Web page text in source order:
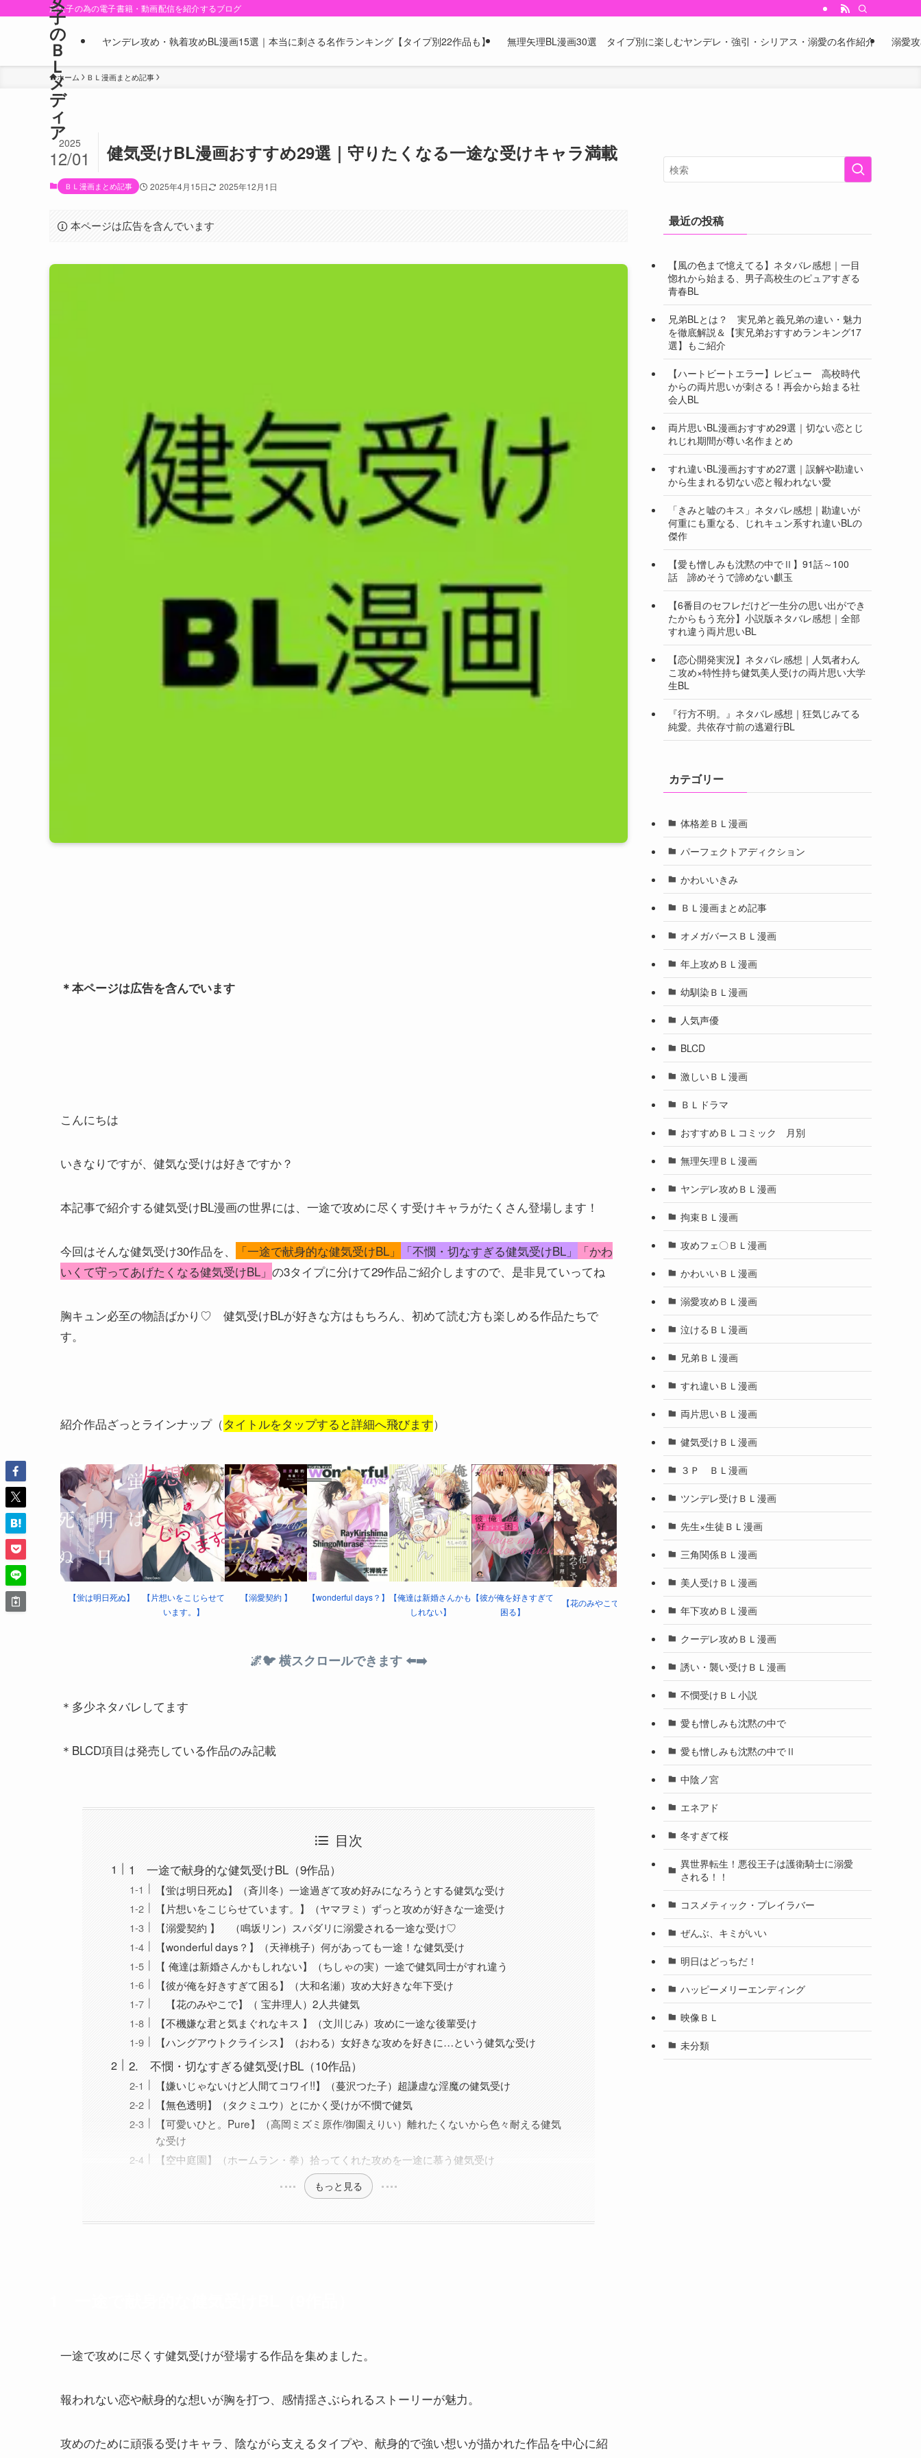
腐女子の為の電子書籍・動画配信を紹介するブログ
子
の
Ｂ
Ｌ
メ
デ
ィ
ア
ヤンデレ攻め・執着攻めBL漫画15選｜本当に刺さる名作ランキング【タイプ別22作品も】 無理矢理BL漫画30選 タイプ別に楽しむヤンデレ・強引・シリアス・溺愛の名作紹介 溺愛
ホーム ＢＬ漫画まとめ記事
健気受けBL漫画おすすめ29選｜守りたくなる一途な受けキャラ満載
2025
12/01
ＢＬ漫画まとめ記事 2025年4月15日 2025年12月1日
本ページは広告を含んでいます
＊本ページは広告を含んでいます
こんにちは
いきなりですが、健気な受けは好きですか？
本記事で紹介する健気受けBL漫画の世界には、一途で攻めに尽くす受けキャラがたくさん登場します！
今回はそんな健気受け30作品を、 「一途で献身的な健気受けBL」 「不憫・切なすぎる健気受けBL」
「かわ
いくて守ってあげたくなる健気受けBL」 の3タイプに分けて29作品ご紹介しますので、是非見ていってね
胸キュン必至の物語ばかり♡ 健気受けBLが好きな方はもちろん、初めて読む方も楽しめる作品たちで
す。
紹介作品ざっとラインナップ（タイトルをタップすると詳細へ飛びます）
【蛍は明日死ぬ】
【片想いをこじらせて
います。】
【溺愛契約 】 【wonderful days？】
【俺達は新婚さんかも
しれない】
【彼が俺を好きすぎて
困る】
【花のみやこで】
【不機嫌な君と気まぐ
れなキス 】
【ハングアウトクライ
シス】
【嫌いじゃないけど人
🌌🐦 横スクロールできます ⬅️➡️
＊多少ネタバレしてます
＊BLCD項目は発売している作品のみ記載
目次
1 一途で献身的な健気受けBL（9作品）
【蛍は明日死ぬ】（斉川冬）一途過ぎて攻め好みになろうとする健気な受け
【片想いをこじらせています。】（ヤマヲミ）ずっと攻めが好きな一途受け
【溺愛契約 】 （鳴坂リン）スパダリに溺愛される一途な受け♡
【wonderful days？】（天禅桃子）何があっても一途！な健気受け
【 俺達は新婚さんかもしれない】（ちしゃの実）一途で健気同士がすれ違う
【彼が俺を好きすぎて困る】（大和名瀬）攻め大好きな年下受け
【花のみやこで】（ 宝井理人）2人共健気
【不機嫌な君と気まぐれなキス 】（文川じみ）攻めに一途な後輩受け
【ハングアウトクライシス】（おわる）女好きな攻めを好きに…という健気な受け
2. 不憫・切なすぎる健気受けBL（10作品）
【嫌いじゃないけど人間てコワイ!!】（蔓沢つた子）超謙虚な淫魔の健気受け
【無色透明】（タクミユウ）とにかく受けが不憫で健気
【可愛いひと。Pure】（高岡ミズミ原作/御園えりい）離れたくないから色々耐える健気
な受け
【空中庭園】（ホームラン・拳）拾ってくれた攻めを一途に慕う健気受け
もっと見る
一途で攻めに尽くす健気受けが登場する作品を集めました。
報われない恋や献身的な想いが胸を打つ、感情揺さぶられるストーリーが魅力。
攻めのために頑張る受けキャラ、陰ながら支えるタイプや、献身的で強い想いが描かれた作品を中心に紹
最近の投稿
【風の色まで憶えてる】ネタバレ感想｜一目
惚れから始まる、男子高校生のピュアすぎる
青春BL
兄弟BLとは？ 実兄弟と義兄弟の違い・魅力
を徹底解説＆【実兄弟おすすめランキング17
選】もご紹介
【ハートビートエラー】レビュー 高校時代
からの両片思いが刺さる！再会から始まる社
会人BL
両片思いBL漫画おすすめ29選｜切ない恋とじ
れじれ期間が尊い名作まとめ
すれ違いBL漫画おすすめ27選｜誤解や勘違い
から生まれる切ない恋と報われない愛
「きみと嘘のキス」ネタバレ感想｜勘違いが
何重にも重なる、じれキュン系すれ違いBLの
傑作
【愛も憎しみも沈黙の中でⅡ】91話～100
話 諦めそうで諦めない麒玉
【6番目のセフレだけど一生分の思い出ができ
たからもう充分】小説版ネタバレ感想｜全部
すれ違う両片思いBL
【恋心開発実況】ネタバレ感想｜人気者わん
こ攻め×特性持ち健気美人受けの両片思い大学
生BL
『行方不明。』ネタバレ感想｜狂気じみてる
純愛。共依存寸前の逃避行BL
カテゴリー
体格差ＢＬ漫画
パーフェクトアディクション
かわいいきみ
ＢＬ漫画まとめ記事
オメガバースＢＬ漫画
年上攻めＢＬ漫画
幼馴染ＢＬ漫画
人気声優
BLCD
激しいＢＬ漫画
ＢＬドラマ
おすすめＢＬコミック 月別
無理矢理ＢＬ漫画
ヤンデレ攻めＢＬ漫画
拘束ＢＬ漫画
攻めフェ〇ＢＬ漫画
かわいいＢＬ漫画
溺愛攻めＢＬ漫画
泣けるＢＬ漫画
兄弟ＢＬ漫画
すれ違いＢＬ漫画
両片思いＢＬ漫画
健気受けＢＬ漫画
３Ｐ ＢＬ漫画
ツンデレ受けＢＬ漫画
先生×生徒ＢＬ漫画
三角関係ＢＬ漫画
美人受けＢＬ漫画
年下攻めＢＬ漫画
クーデレ攻めＢＬ漫画
誘い・襲い受けＢＬ漫画
不憫受けＢＬ小説
愛も憎しみも沈黙の中で
愛も憎しみも沈黙の中でⅡ
中陰ノ宮
エネアド
冬すぎて桜
異世界転生！悪役王子は護衛騎士に溺愛
される！！
コスメティック・プレイラバー
ぜんぶ、キミがいい
明日はどっちだ！
ハッピーメリーエンディング
映像ＢＬ
未分類